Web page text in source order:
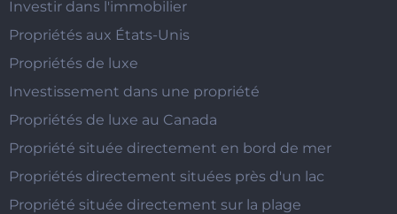
Investir dans l'immobilier
Propriétés aux États-Unis
Propriétés de luxe
Investissement dans une propriété
Propriétés de luxe au Canada
Propriété située directement en bord de mer
Propriétés directement situées près d'un lac
Propriété située directement sur la plage